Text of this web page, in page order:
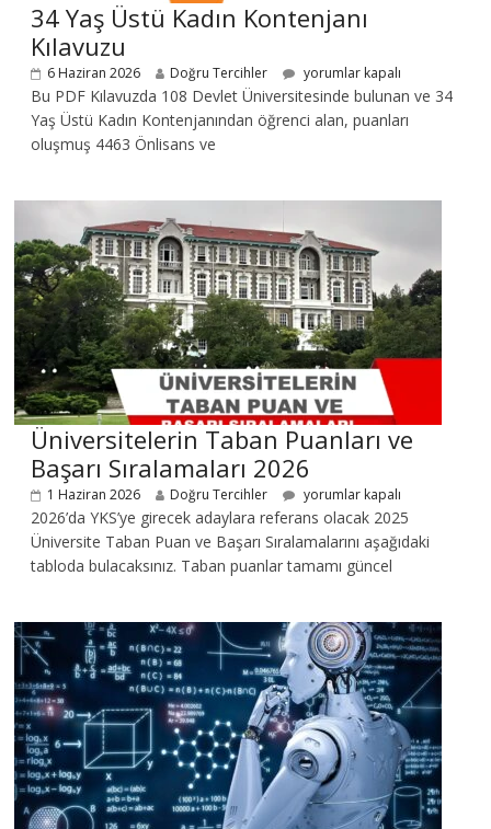
34 Yaş Üstü Kadın Kontenjanı
Kılavuzu
6 Haziran 2026 Doğru Tercihler yorumlar kapalı
Bu PDF Kılavuzda 108 Devlet Üniversitesinde bulunan ve 34
Yaş Üstü Kadın Kontenjanından öğrenci alan, puanları
oluşmuş 4463 Önlisans ve
Üniversitelerin Taban Puanları ve
Başarı Sıralamaları 2026
1 Haziran 2026 Doğru Tercihler yorumlar kapalı
2026’da YKS’ye girecek adaylara referans olacak 2025
Üniversite Taban Puan ve Başarı Sıralamalarını aşağıdaki
tabloda bulacaksınız. Taban puanlar tamamı güncel